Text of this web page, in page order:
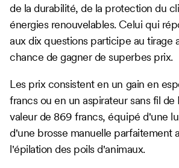
de la durabilité, de la protection du
énergies renouvelables. Celui qui
aux dix questions participe au tirage
chance de gagner de superbes prix.
Les prix consistent en un gain en
francs ou en un aspirateur sans fil
valeur de 869 francs, équipé d'une
d'une brosse manuelle parfaitement
l'épilation des poils d'animaux.